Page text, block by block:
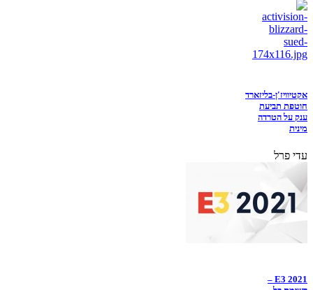
אקטיוויז'ן-בליזארד
חוטפת תביעת
ענק על הטרדה
מינית
עדי פרל
E3 2021 –